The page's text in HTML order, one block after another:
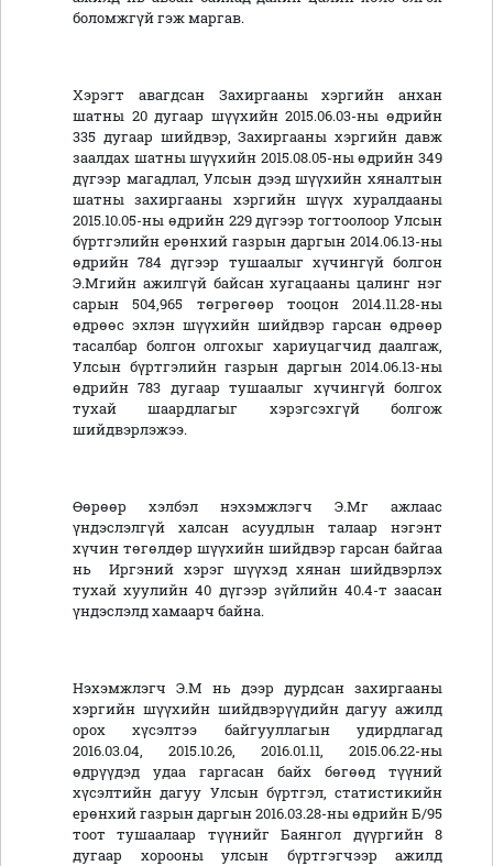
боломжгүй гэж маргав.
Хэрэгт авагдсан Захиргааны хэргийн анхан
шатны 20 дугаар шүүхийн 2015.06.03-ны өдрийн
335 дугаар шийдвэр, Захиргааны хэргийн давж
заалдах шатны шүүхийн 2015.08.05-ны өдрийн 349
дүгээр магадлал, Улсын дээд шүүхийн хяналтын
шатны захиргааны хэргийн шүүх хуралдааны
2015.10.05-ны өдрийн 229 дүгээр тогтоолоор Улсын
бүртгэлийн ерөнхий газрын даргын 2014.06.13-ны
өдрийн 784 дүгээр тушаалыг хүчингүй болгон
Э.Мгийн ажилгүй байсан хугацааны цалинг нэг
сарын 504,965 төгрөгөөр тооцон 2014.11.28-ны
өдрөөс эхлэн шүүхийн шийдвэр гарсан өдрөөр
тасалбар болгон олгохыг хариуцагчид даалгаж,
Улсын бүртгэлийн газрын даргын 2014.06.13-ны
өдрийн 783 дугаар тушаалыг хүчингүй болгох
тухай шаардлагыг хэрэгсэхгүй болгож
шийдвэрлэжээ.
Өөрөөр хэлбэл нэхэмжлэгч Э.Мг ажлаас
үндэслэлгүй халсан асуудлын талаар нэгэнт
хүчин төгөлдөр шүүхийн шийдвэр гарсан байгаа
нь Иргэний хэрэг шүүхэд хянан шийдвэрлэх
тухай хуулийн 40 дүгээр зүйлийн 40.4-т заасан
үндэслэлд хамаарч байна.
Нэхэмжлэгч Э.М нь дээр дурдсан захиргааны
хэргийн шүүхийн шийдвэрүүдийн дагуу ажилд
орох хүсэлтээ байгууллагын удирдлагад
2016.03.04, 2015.10.26, 2016.01.11, 2015.06.22-ны
өдрүүдэд удаа гаргасан байх бөгөөд түүний
хүсэлтийн дагуу Улсын бүртгэл, статистикийн
ерөнхий газрын даргын 2016.03.28-ны өдрийн Б/95
тоот тушаалаар түүнийг Баянгол дүүргийн 8
дугаар хорооны улсын бүртгэгчээр ажилд